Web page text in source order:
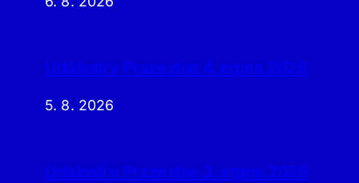
Události v Praze dne 4. srpna 2026
5. 8. 2026
Události v Praze dne 3. srpna 2026